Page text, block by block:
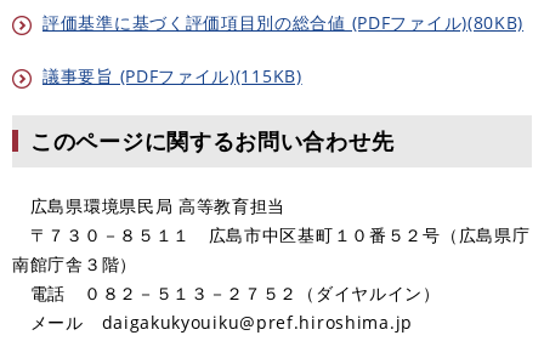
評価基準に基づく評価項目別の総合値 (PDFファイル)(80KB)
議事要旨 (PDFファイル)(115KB)
このページに関するお問い合わせ先
広島県環境県民局 高等教育担当
〒７３０－８５１１ 広島市中区基町１０番５２号（広島県庁
南館庁舎３階）
電話 ０８２－５１３－２７５２（ダイヤルイン）
メール daigakukyouiku@pref.hiroshima.jp